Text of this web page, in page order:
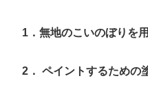
1．無地のこいのぼりを
2． ペイントするための